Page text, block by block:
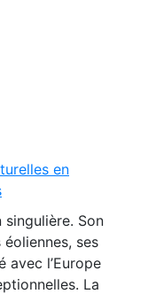
en
Son
ses
avec l’Europe
La